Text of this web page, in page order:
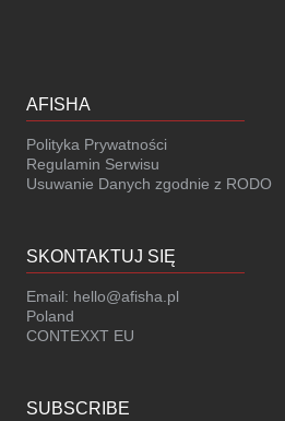
AFISHA
Polityka Prywatności
Regulamin Serwisu
Usuwanie Danych zgodnie z RODO
SKONTAKTUJ SIĘ
Email: hello@afisha.pl
Poland
CONTEXXT EU
SUBSCRIBE